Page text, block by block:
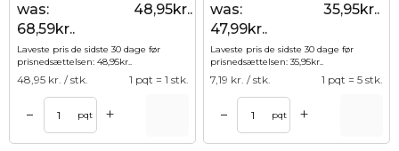
was:
68,59kr..
48,95kr..
Laveste pris de sidste 30 dage før
prisnedsættelsen: 48,95kr..
48,95 kr. / stk. 1 pqt = 1 stk.
– pqt +
was:
47,99kr..
35,95kr..
Laveste pris de sidste 30 dage før
prisnedsættelsen:35,95kr..
7,19 kr. / stk. 1 pqt = 5 stk.
– pqt +